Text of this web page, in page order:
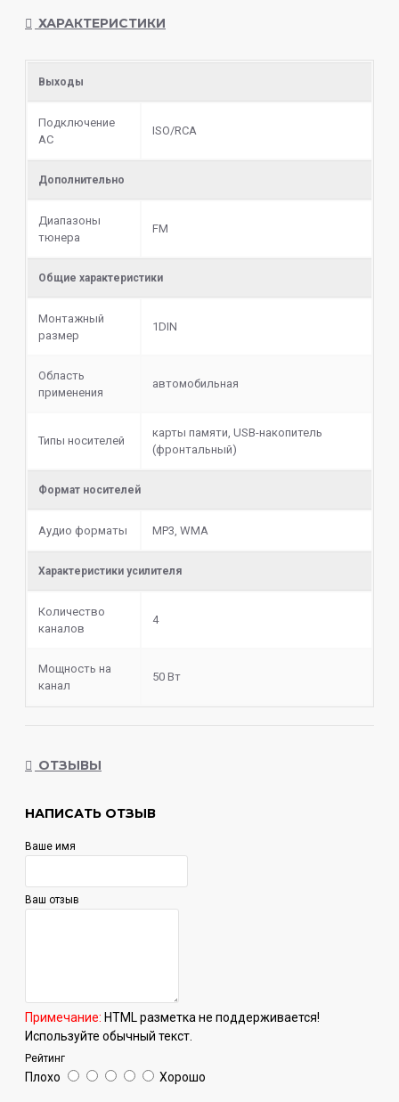
ХАРАКТЕРИСТИКИ
Выходы
Подключение
АС
ISO/RCA
Дополнительно
Диапазоны
тюнера
FM
Общие характеристики
Монтажный
размер
1DIN
Область
применения
автомобильная
Типы носителей
карты памяти, USB-накопитель
(фронтальный)
Формат носителей
Аудио форматы MP3, WMA
Характеристики усилителя
Количество
каналов
4
Мощность на
канал
50 Вт
ОТЗЫВЫ
НАПИСАТЬ ОТЗЫВ
Ваше имя
Ваш отзыв
Примечание: HTML разметка не поддерживается!
Используйте обычный текст.
Рейтинг
Плохо Хорошо